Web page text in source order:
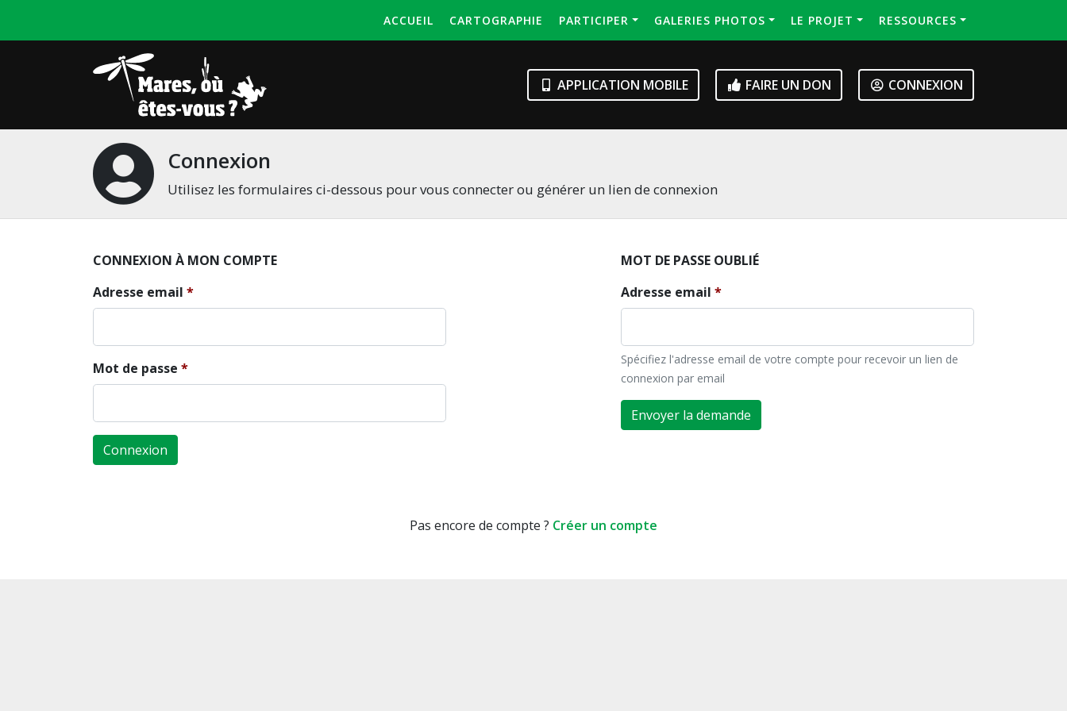
ACCUEIL CARTOGRAPHIE PARTICIPER GALERIES PHOTOS LE PROJET RESSOURCES
APPLICATION MOBILE FAIRE UN DON CONNEXION
Connexion
Utilisez les formulaires ci-dessous pour vous connecter ou générer un lien de connexion
CONNEXION À MON COMPTE
Adresse email
Mot de passe
Connexion
MOT DE PASSE OUBLIÉ
Adresse email
Spécifiez l'adresse email de votre compte pour recevoir un lien de
connexion par email
Envoyer la demande
Pas encore de compte ? Créer un compte